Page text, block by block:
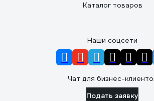
Каталог товаров
Наши соцсети
Чат для бизнес-
Подать заявку